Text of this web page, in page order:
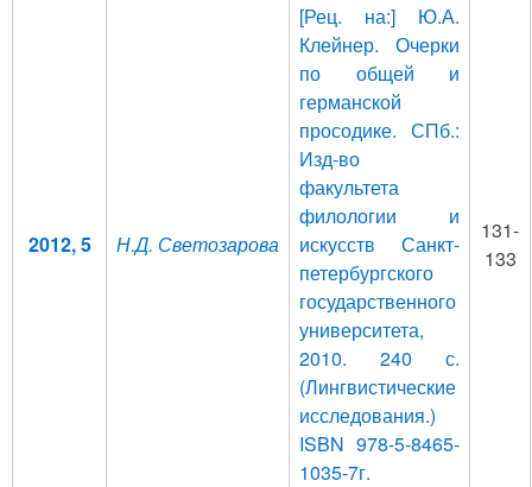
2012, 5 Н.Д. Светозарова
[Рец. на:] Ю.А.
Клейнер. Очерки
по общей и
германской
просодике. СПб.:
Изд-во
факультета
филологии и
искусств Санкт-
петербургского
государственного
университета,
2010. 240 с.
(Лингвистические
исследования.)
ISBN 978-5-8465-
1035-7г.
131-
133